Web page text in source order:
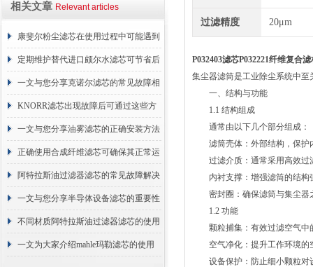
相关文章 Relevant articles
康斐尔粉尘滤芯在使用过程中可能遇到
的故障相应解决方法分享
定期维护替代进口颇尔水滤芯可节省后
续更换成本
一文与您分享克诺尔滤芯的常见故障相
应解决方法
KNORR滤芯出现故障后可通过这些方
法解决
一文与您分享油雾滤芯的正确安装方法
正确使用合成纤维滤芯可确保其正常运
行
阿特拉斯油过滤器滤芯的常见故障解决
方法介绍
一文与您分享半导体设备滤芯的重要性
不同材质阿特拉斯油过滤器滤芯的使用
周期区别介绍
一文为大家介绍mahle玛勒滤芯的使用
过滤精度 20μm
P032403滤芯P032221纤维复合
集尘器滤筒是工业除尘系统中
一、结构与功能
1.1 结构组成
通常由以下几个部分组成：
滤筒壳体：外部结构，保护
过滤介质：通常采用高效过
内衬支撑：增强滤筒的结构
密封圈：确保滤筒与集尘器
1.2 功能
颗粒捕集：有效过滤空气中
空气净化：提升工作环境的
设备保护：防止细小颗粒对